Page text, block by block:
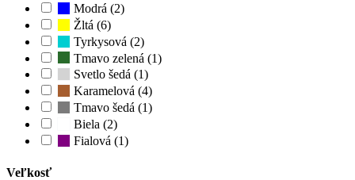
Modrá (2)
Žltá (6)
Tyrkysová (2)
Tmavo zelená (1)
Svetlo šedá (1)
Karamelová (4)
Tmavo šedá (1)
Biela (2)
Fialová (1)
Veľkosť